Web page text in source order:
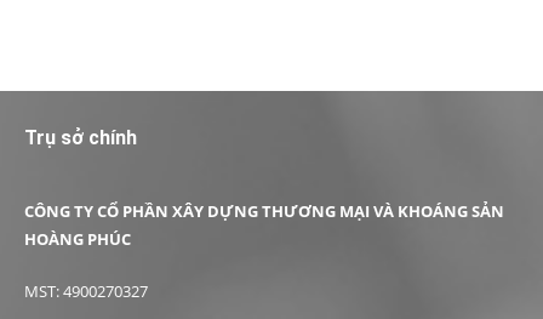
Trụ sở chính
CÔNG TY CỔ PHẦN XÂY DỰNG THƯƠNG MẠI VÀ KHOÁNG SẢN
HOÀNG PHÚC
MST: 4900270327